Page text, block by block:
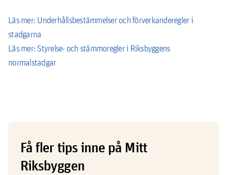
Läs mer: Underhållsbestämmelser och förverkanderegler i
stadgarna
Läs mer: Styrelse- och stämmoregler i Riksbyggens
normalstadgar
Få fler tips inne på Mitt
Riksbyggen